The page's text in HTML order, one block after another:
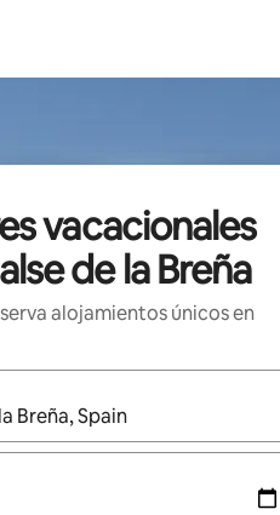
vacacionales
de la Breña
alojamientos únicos en
estén disponibles,